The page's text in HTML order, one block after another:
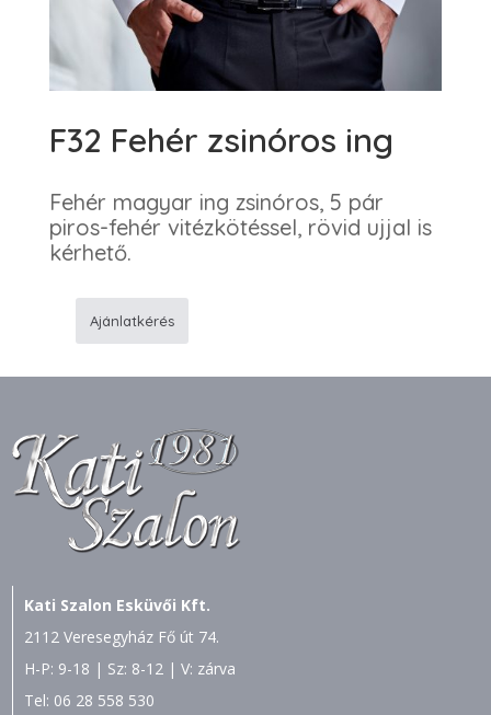
F32 Fehér zsinóros ing
Fehér magyar ing zsinóros, 5 pár
piros-fehér vitézkötéssel, rövid ujjal is
kérhető.
zsinóros
mennyiség
Ajánlatkérés
Kati Szalon Esküvői Kft.
2112 Veresegyház Fő út 74.
H-P: 9-18 | Sz: 8-12 | V: zárva
Tel: 06 28 558 530